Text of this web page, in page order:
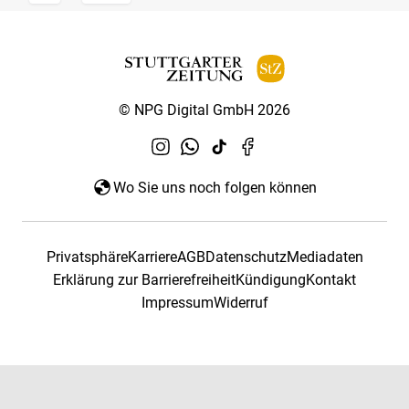
© NPG Digital GmbH 2026
Wo Sie uns noch folgen können
PrivatsphäreKarriereAGBDatenschutzMediadaten
Erklärung zur BarrierefreiheitKündigungKontakt
ImpressumWiderruf